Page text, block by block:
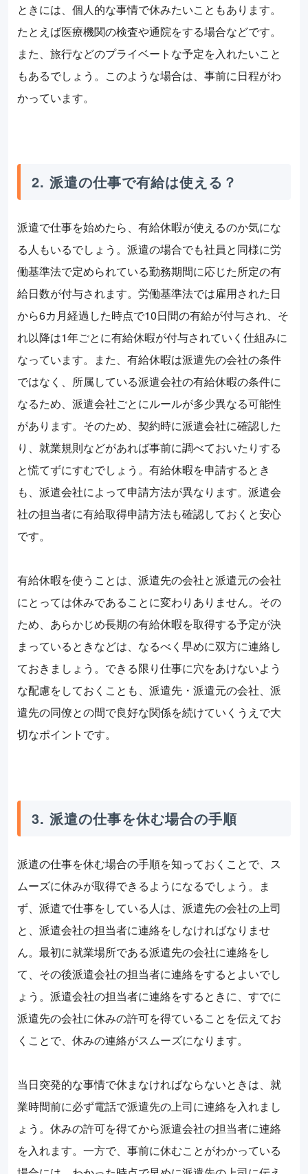
ときには、個人的な事情で休みたいこともあります。
たとえば医療機関の検査や通院をする場合などです。
また、旅行などのプライベートな予定を入れたいこと
もあるでしょう。このような場合は、事前に日程がわ
かっています。
2. 派遣の仕事で有給は使える？
派遣で仕事を始めたら、有給休暇が使えるのか気にな
る人もいるでしょう。派遣の場合でも社員と同様に労
働基準法で定められている勤務期間に応じた所定の有
給日数が付与されます。労働基準法では雇用された日
から6カ月経過した時点で10日間の有給が付与され、そ
れ以降は1年ごとに有給休暇が付与されていく仕組みに
なっています。また、有給休暇は派遣先の会社の条件
ではなく、所属している派遣会社の有給休暇の条件に
なるため、派遣会社ごとにルールが多少異なる可能性
があります。そのため、契約時に派遣会社に確認した
り、就業規則などがあれば事前に調べておいたりする
と慌てずにすむでしょう。有給休暇を申請するとき
も、派遣会社によって申請方法が異なります。派遣会
社の担当者に有給取得申請方法も確認しておくと安心
です。
有給休暇を使うことは、派遣先の会社と派遣元の会社
にとっては休みであることに変わりありません。その
ため、あらかじめ長期の有給休暇を取得する予定が決
まっているときなどは、なるべく早めに双方に連絡し
ておきましょう。できる限り仕事に穴をあけないよう
な配慮をしておくことも、派遣先・派遣元の会社、派
遣先の同僚との間で良好な関係を続けていくうえで大
切なポイントです。
3. 派遣の仕事を休む場合の手順
派遣の仕事を休む場合の手順を知っておくことで、ス
ムーズに休みが取得できるようになるでしょう。ま
ず、派遣で仕事をしている人は、派遣先の会社の上司
と、派遣会社の担当者に連絡をしなければなりませ
ん。最初に就業場所である派遣先の会社に連絡をし
て、その後派遣会社の担当者に連絡をするとよいでし
ょう。派遣会社の担当者に連絡をするときに、すでに
派遣先の会社に休みの許可を得ていることを伝えてお
くことで、休みの連絡がスムーズになります。
当日突発的な事情で休まなければならないときは、就
業時間前に必ず電話で派遣先の上司に連絡を入れまし
ょう。休みの許可を得てから派遣会社の担当者に連絡
を入れます。一方で、事前に休むことがわかっている